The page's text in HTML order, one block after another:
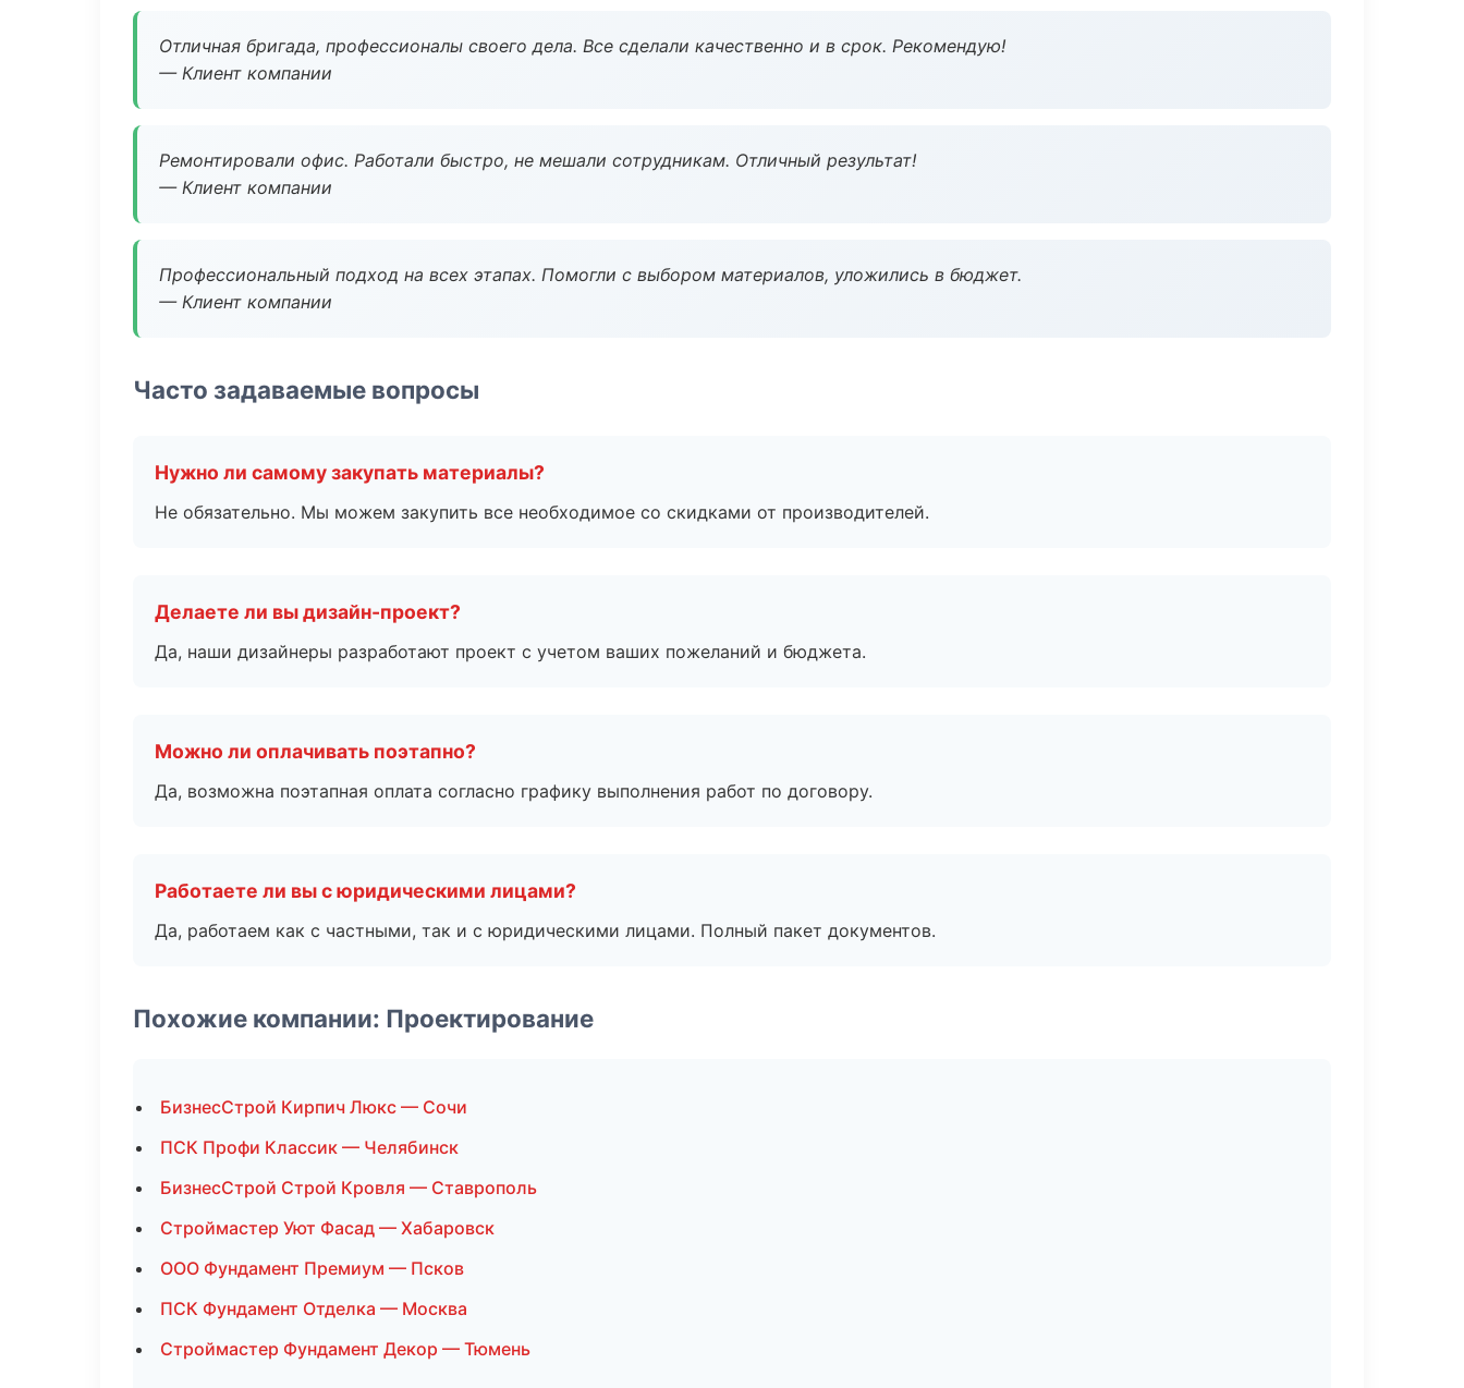
Отличная бригада, профессионалы своего дела. Все сделали качественно и в срок. Рекомендую!
— Клиент компании
Ремонтировали офис. Работали быстро, не мешали сотрудникам. Отличный результат!
— Клиент компании
Профессиональный подход на всех этапах. Помогли с выбором материалов, уложились в бюджет.
— Клиент компании
Часто задаваемые вопросы
Нужно ли самому закупать материалы?
Не обязательно. Мы можем закупить все необходимое со скидками от производителей.
Делаете ли вы дизайн-проект?
Да, наши дизайнеры разработают проект с учетом ваших пожеланий и бюджета.
Можно ли оплачивать поэтапно?
Да, возможна поэтапная оплата согласно графику выполнения работ по договору.
Работаете ли вы с юридическими лицами?
Да, работаем как с частными, так и с юридическими лицами. Полный пакет документов.
Похожие компании: Проектирование
БизнесСтрой Кирпич Люкс — Сочи
ПСК Профи Классик — Челябинск
БизнесСтрой Строй Кровля — Ставрополь
Строймастер Уют Фасад — Хабаровск
ООО Фундамент Премиум — Псков
ПСК Фундамент Отделка — Москва
Строймастер Фундамент Декор — Тюмень